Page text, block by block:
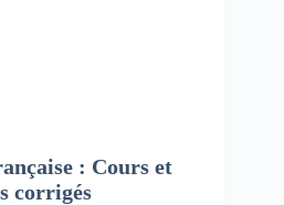
: Cours et
corrigés